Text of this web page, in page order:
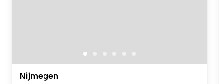
Nijmegen